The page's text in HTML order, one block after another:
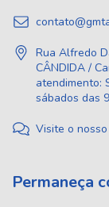
Rua Alfredo
CÂNDIDA /
atendimento:
sábados das
Visite o
Permaneça